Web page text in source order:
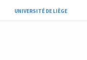
UNIVERSITÉ DE LIÈGE